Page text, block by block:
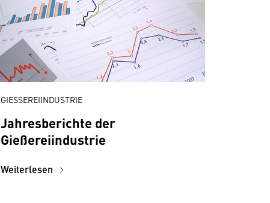
GIESSEREIINDUSTRIE
Jahresberichte der
Gießereiindustrie
Weiterlesen